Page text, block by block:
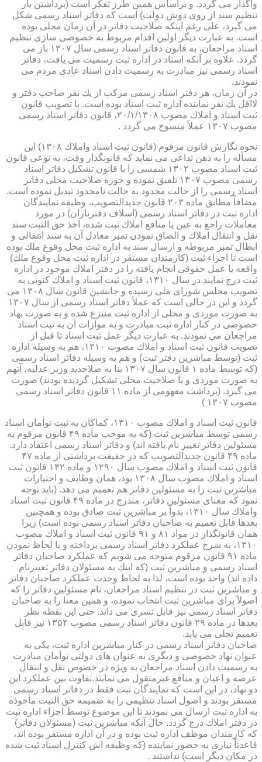
واگذار می گردد. و براساس همین طرز تفكر است (برداشتن بار
تنظیم سند از روی دوش دولت) است كه دفاتر اسناد رسمی شكل
می گیرد، علی رغم اینكه صلاحیت دفاتر در آن زمان محلی بوده
است. به عبارت دیگر اولین اقدام مربوط به خصوصی سازی تنظیم
اسناد مراجعان، به قانون دفاتر اسناد رسمی سال ۱۳۰۷ باز می
گردد. علاوه بر آنكه اسناد در اداره ثبت رسمیت می یافت، دفاتر
اسناد رسمی نیز مبادرت به رسمیت دادن اسناد عادی مردم می
نمودند.
در آن زمان، هر دفتر اسناد رسمی مركب از یك نفر صاحب دفتر و
لااقل یك نفر نماینده اداره ثبت اسناد بوده است. با تصویب قانون
ثبت اسناد و املاك مصوب ۲۰/۱/۱۳۰۸، قانون دفاتر اسناد رسمی
مصوب ۱۳۰۷ عملاً منسوخ می گردد .
نحوه نگارش قانون مرقوم (قانون ثبت اسناد واملاك ۱۳۰۸) این
مسأله را به ذهن تداعی می نماید كه قانونگذار وقت، به نوعی قانون
ثبت اسناد مصوب ۱۳۰۲ شمسی را با قانون تشكیل دفاتر اسناد
رسمی مصوب ۱۳۰۷ تلفیق نموده و حوزه صلاحیت محلی دفاتر
اسناد رسمی را از حالت محدود به حالت نامحدود تبدیل نموده است.
مضافاً مطابق ماده ۲۰۳ قانون جدیدالتصویب، وظیفه نمایندگان
اداره ثبت در دفاتر اسناد رسمی (اسلاف دفتریاران) در مورد
معاملات راجع به عین یا منافع املاك ثبت شده، اخذ حق الثبت سند
نقل و انتقال املاك و الصاق نمودن تمبر معادل آن به سند انتقالی و
ابطال تمبر مربوطه و ارسال سند به اداره ثبت محل وقوع ملك بوده
است تا اجزاء ثبت (كارمندان مستقر در اداره ثبت محل وقوع ملك)
واقعه یا عمل حقوقی انجام یافته را در دفتر املاك موجود در اداره
ثبت درج نمایند.در سال ۱۳۱۰، قانون ثبت اسناد و املاك كنونی به
تصویب مجلس شورای ملی رسیده و جانشین قانون سال ۱۳۰۸ می
گردد و این در حالی است كه عملاً دفاتر اسناد رسمی از سال ۱۳۰۷
به صورت موردی و محلی از اداره ثبت منتزع شده و به صورت نهاد
خصوصی در كنار اداره ثبت مبادرت و به موازات آن به ثبت اسناد
مراجعان می نمودند. به عبارت دیگر عمل ثبت اسناد تا قبل از
تصویب قانون ثبت اسناد و املاك مصوب ۱۳۱۰، هم به وسیله اداره
ثبت (توسط مباشرین دفتر ثبت) و هم به وسیله دفاتر اسناد رسمی
(كه توسط ماده ۱ قانون سال ۱۳۰۷ بنا به صلاحدید وزیر عدلیه، آنهم
به صورت موردی و با صلاحیت محلی تشكیل گردیده بودند) صورت
می گیرد. (برداشت مفهومی از ماده ۱۱ قانون دفاتر اسناد رسمی
مصوب ۱۳۰۷ )
قانون ثبت اسناد و املاك مصوب ۱۳۱۰، كماكان به ثبت توأمان اسناد
رسمی توسط مباشرین ثبت (كه به موجب ماده ۴۹ قانون مرقوم به
مسئولین دفاتر تغییر نام یافته اند) و دفاتر اسناد رسمی اعتقاد دارد.
ماده ۴۹ قانون جدیدالتصویب كه در حقیقت برداشتی از ماده ۴۷
قانون ثبت اسناد و املاك مصوب سال ۱۲۹۰ و ماده ۱۴۲ قانون ثبت
اسناد و املاك مصوب سال ۱۳۰۸ بود، همان وظایف و اختیارات
مباشرین ثبت را به مسئولین دفاتر هم تعمیم می دهد. (باید توجه
نمود كه معنای مسئولین دفاتر، مندرج در ماده ۴۹ قانون ثبت اسناد
واملاك سال ۱۳۱۰، بدواً بر مباشرین ثبت صادق بوده و همچنین
بعدها قابل تعمیم به صاحبان دفاتر اسناد رسمی بوده است) زیرا
همان قانونگذار در مواد ۸۱ و ۹۱ قانون ثبت اسناد و املاك مصوب
۱۳۱۰، به شرح عملكرد دفاتر اسناد رسمی پرداخته و با لحاظ نمودن
ماده ۹۱ قانون مرقوم متوجه می شویم كه عملكرد صاحبان دفاتر
اسناد رسمی و مباشرین ثبت (كه اینك به مسئولان دفاتر تغییرنام
داده اند) واحد بوده است، لذا به لحاظ وحدت عملكرد صاحبان دفاتر
و مباشرین ثبت در تنظیم اسناد مراجعان، نام مسئولین دفاتر را كه
اصولاً برای مباشرین ثبت انتخاب نموده، و همین معنا را به صاحبان
دفاتر اسناد رسمی نیز قابل تسری می داند. حتی این نقطه نظر
بعدها در ماده ۲۹ قانون دفاتر اسناد رسمی مصوب ۱۳۵۴ نیز قابل
تعمیم تجلی می یابد.
صاحبان دفاتر اسناد رسمی در كنار مباشرین اداره ثبت، یكی به
عنوان نهاد خصوصی و دیگری به عنوان های دولتی توأمان مبادرت
به رسمیت دادن اسناد مراجعان به ویژه در خصوص نقل و انتقال
عرصه و اعیان و منافع غیرمنقول می نمایند.تفاوت بین عملكرد این
دو نهاد، در این است كه نمایندگان ثبت فقط در دفاتر اسناد رسمی
مستقر بودند و اصول اسناد تنظیمی را به ضمیمه حق الثبت مأخوذه
به اداره ثبت ارسال می نمودند تا این موضوع توسط اجزاء اداره ثبت
در دفتر املاك درج گردد. حال آنكه مباشرین ثبت (مسئولان دفاتر)
كه كارمندان موظف اداره ثبت بوده و در آن اداره مستقر بوده اند،
قاعدتاً نیازی به حضور نماینده (كه وظیفه اش كنترل اسناد ثبت شده
در مكان دیگر است) نداشتند .